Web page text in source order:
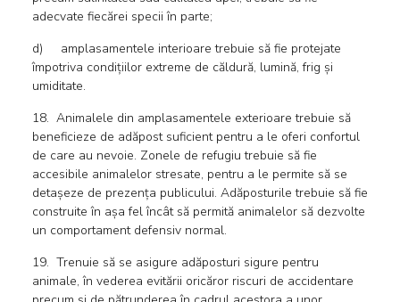
adecvate fiecărei specii în parte;
d) amplasamentele interioare trebuie să fie protejate
împotriva condițiilor extreme de căldură, lumină, frig și
umiditate.
18. Animalele din amplasamentele exterioare trebuie să
beneficieze de adăpost suficient pentru a le oferi confortul
de care au nevoie. Zonele de refugiu trebuie să fie
accesibile animalelor stresate, pentru a le permite să se
detașeze de prezența publicului. Adăposturile trebuie să fie
construite în așa fel încât să permită animalelor să dezvolte
un comportament defensiv normal.
19. Trenuie să se asigure adăposturi sigure pentru
animale, în vederea evitării oricăror riscuri de accidentare